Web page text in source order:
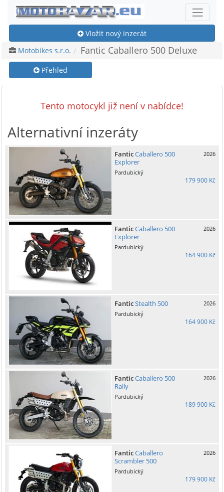
Vložit nový inzerát
Motobikes s.r.o.
Fantic Caballero 500 Deluxe
Přehled
Tento motocykl již není v nabídce!
Alternativní inzeráty
FanticCaballero 500
Explorer
2026
Pardubický
179 900 Kč
FanticCaballero 500
Explorer
2026
Pardubický
164 900 Kč
FanticStealth 500
2026
Pardubický
164 900 Kč
FanticCaballero 500
Rally
2026
Pardubický
189 900 Kč
FanticCaballero
Scrambler 500
2026
Pardubický
179 900 Kč